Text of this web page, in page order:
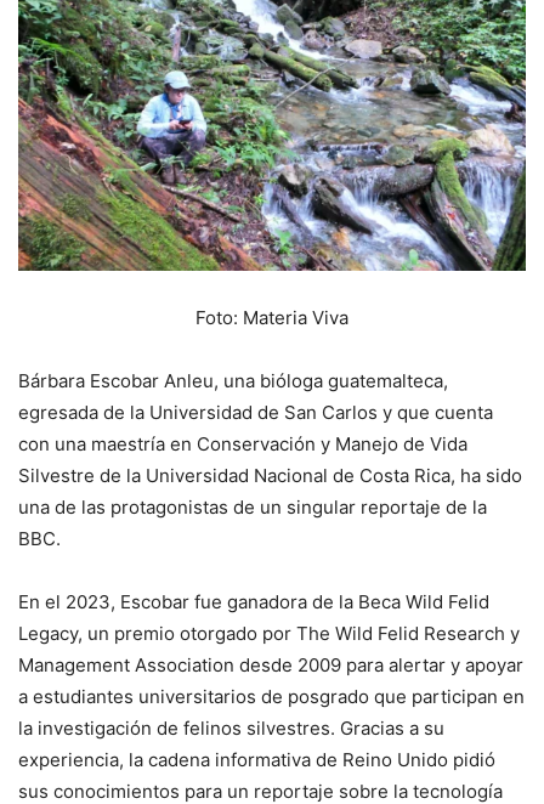
Foto: Materia Viva
Bárbara Escobar Anleu, una bióloga guatemalteca,
egresada de la Universidad de San Carlos y que cuenta
con una maestría en Conservación y Manejo de Vida
Silvestre de la Universidad Nacional de Costa Rica, ha sido
una de las protagonistas de un singular reportaje de la
BBC.
En el 2023, Escobar fue ganadora de la Beca Wild Felid
Legacy, un premio otorgado por The Wild Felid Research y
Management Association desde 2009 para alertar y apoyar
a estudiantes universitarios de posgrado que participan en
la investigación de felinos silvestres. Gracias a su
experiencia, la cadena informativa de Reino Unido pidió
sus conocimientos para un reportaje sobre la tecnología